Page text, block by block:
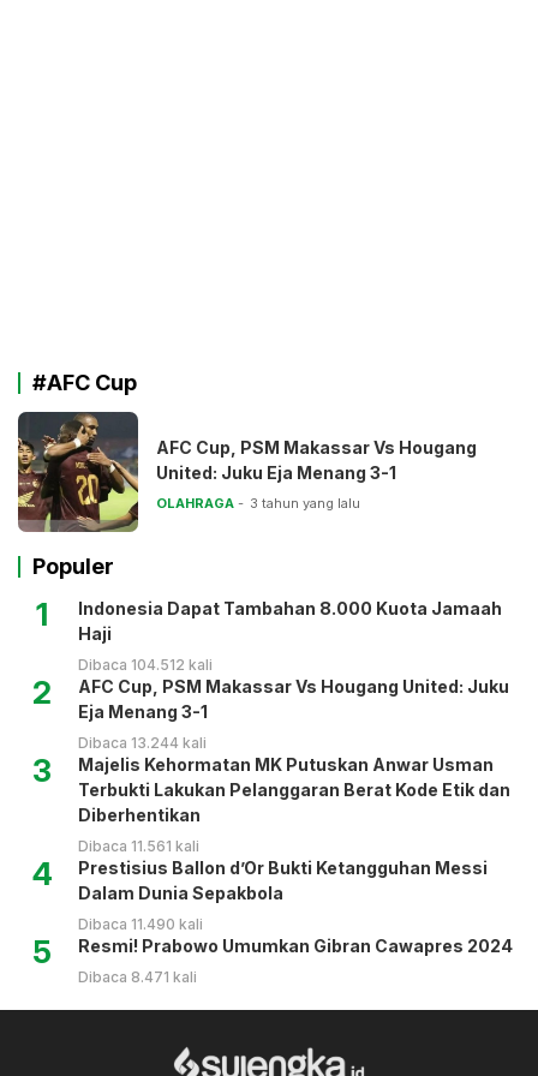
#AFC Cup
AFC Cup, PSM Makassar Vs Hougang
United: Juku Eja Menang 3-1
OLAHRAGA 3 tahun yang lalu
Populer
1
Indonesia Dapat Tambahan 8.000 Kuota Jamaah
Haji
Dibaca 104.512 kali
2
AFC Cup, PSM Makassar Vs Hougang United: Juku
Eja Menang 3-1
Dibaca 13.244 kali
3
Majelis Kehormatan MK Putuskan Anwar Usman
Terbukti Lakukan Pelanggaran Berat Kode Etik dan
Diberhentikan
Dibaca 11.561 kali
4
Prestisius Ballon d’Or Bukti Ketangguhan Messi
Dalam Dunia Sepakbola
Dibaca 11.490 kali
5 Resmi! Prabowo Umumkan Gibran Cawapres 2024
Dibaca 8.471 kali